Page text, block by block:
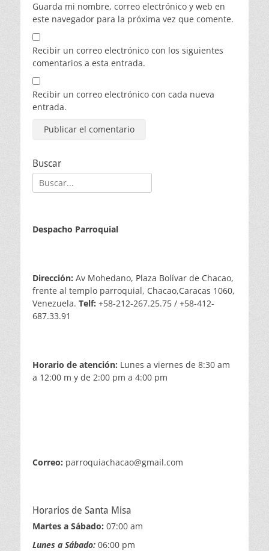
Guarda mi nombre, correo electrónico y web en
este navegador para la próxima vez que comente.
Recibir un correo electrónico con los siguientes
comentarios a esta entrada.
Recibir un correo electrónico con cada nueva
entrada.
Buscar
Buscar:
Despacho Parroquial
Dirección: Av Mohedano, Plaza Bolívar de Chacao,
frente al templo parroquial, Chacao,Caracas 1060,
Venezuela. Telf: +58-212-267.25.75 / +58-412-
687.33.91
Horario de atención: Lunes a viernes de 8:30 am
a 12:00 m y de 2:00 pm a 4:00 pm
Correo: parroquiachacao@gmail.com
Horarios de Santa Misa
Martes a Sábado: 07:00 am
Lunes a Sábado: 06:00 pm